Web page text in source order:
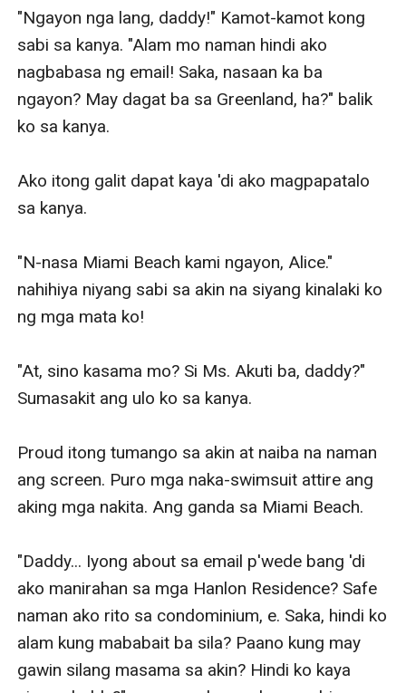
"Ngayon nga lang, daddy!" Kamot-kamot kong
sabi sa kanya. "Alam mo naman hindi ako
nagbabasa ng email! Saka, nasaan ka ba
ngayon? May dagat ba sa Greenland, ha?" balik
ko sa kanya.
Ako itong galit dapat kaya 'di ako magpapatalo
sa kanya.
"N-nasa Miami Beach kami ngayon, Alice."
nahihiya niyang sabi sa akin na siyang kinalaki ko
ng mga mata ko!
"At, sino kasama mo? Si Ms. Akuti ba, daddy?"
Sumasakit ang ulo ko sa kanya.
Proud itong tumango sa akin at naiba na naman
ang screen. Puro mga naka-swimsuit attire ang
aking mga nakita. Ang ganda sa Miami Beach.
"Daddy... Iyong about sa email p'wede bang 'di
ako manirahan sa mga Hanlon Residence? Safe
naman ako rito sa condominium, e. Saka, hindi ko
alam kung mababait ba sila? Paano kung may
gawin silang masama sa akin? Hindi ko kaya